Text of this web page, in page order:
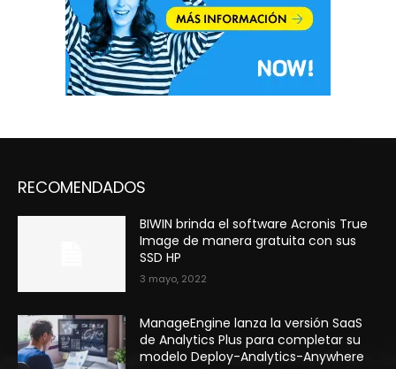
RECOMENDADOS
BIWIN brinda el software Acronis True
Image de manera gratuita con sus
SSD HP
3 mayo, 2022
ManageEngine lanza la versión SaaS
de Analytics Plus para completar su
modelo Deploy-Analytics-Anywhere